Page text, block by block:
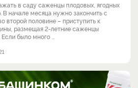
в саду саженцы плодовых, ягодных
В начале месяца нужно закончить с
второй половине – приступить к
размещая 2-летние саженцы
было много ...